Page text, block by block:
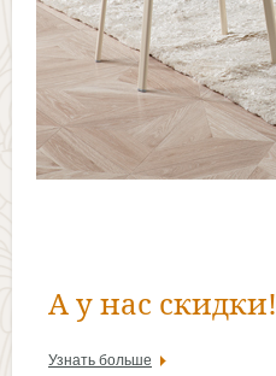
А у нас скидки!
Узнать больше